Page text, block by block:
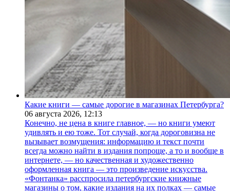
Какие книги — самые дорогие в магазинах Петербурга?
06 августа 2026, 12:13
Конечно, не цена в книге главное, — но книги умеют
удивлять и ею тоже. Тот случай, когда дороговизна не
вызывает возмущения: информацию и текст почти
всегда можно найти в издания попроще, а то и вообще в
интернете, — но качественная и художественно
оформленная книга — это произведение искусства.
«Фонтанка» расспросила петербургские книжные
магазины о том, какие издания на их полках — самые